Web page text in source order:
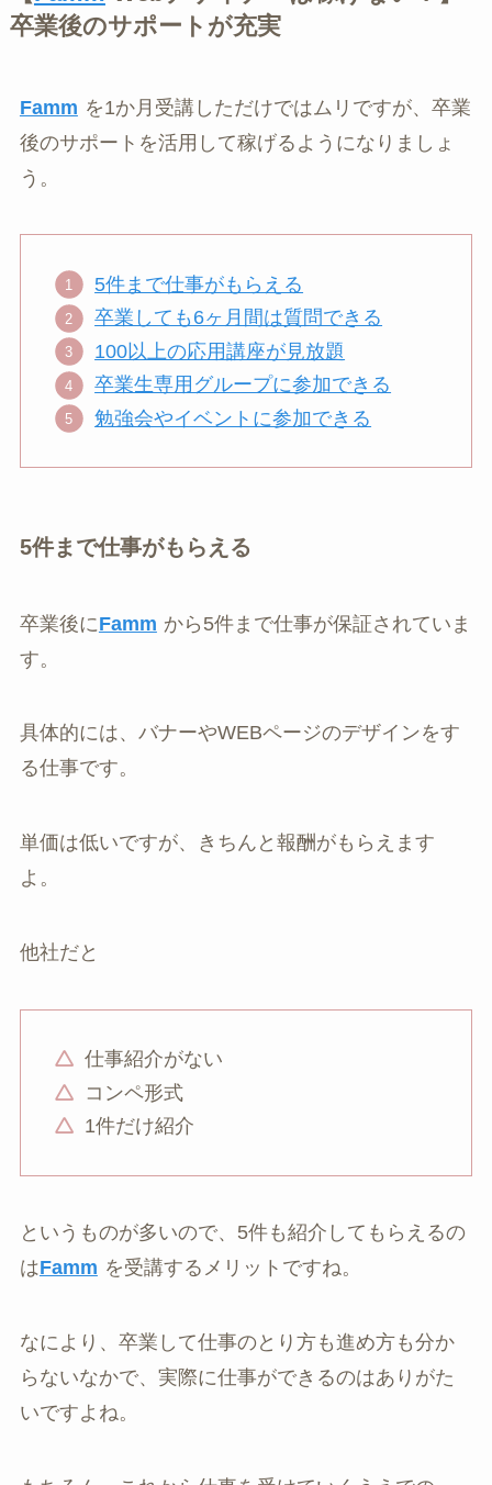
卒業後のサポートが充実
Famm を1か月受講しただけではムリですが、卒業
後のサポートを活用して稼げるようになりましょ
う。
5件まで仕事がもらえる
卒業しても6ヶ月間は質問できる
100以上の応用講座が見放題
卒業生専用グループに参加できる
勉強会やイベントに参加できる
5件まで仕事がもらえる
卒業後にFamm から5件まで仕事が保証されていま
す。
具体的には、バナーやWEBページのデザインをす
る仕事です。
単価は低いですが、きちんと報酬がもらえます
よ。
他社だと
仕事紹介がない
コンペ形式
1件だけ紹介
というものが多いので、5件も紹介してもらえるの
はFamm を受講するメリットですね。
なにより、卒業して仕事のとり方も進め方も分か
らないなかで、実際に仕事ができるのはありがた
いですよね。